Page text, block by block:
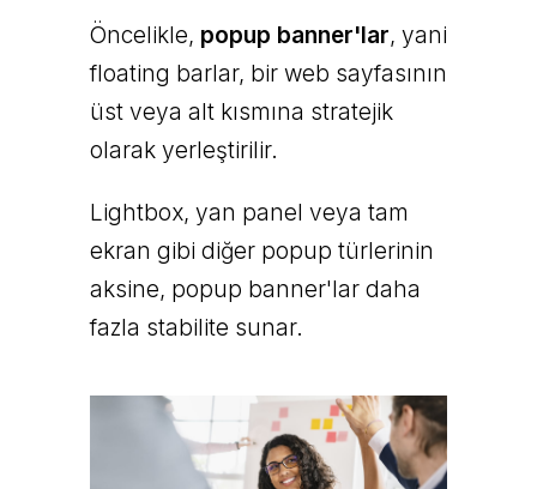
Öncelikle, popup banner'lar, yani
floating barlar, bir web sayfasının
üst veya alt kısmına stratejik
olarak yerleştirilir.
Lightbox, yan panel veya tam
ekran gibi diğer popup türlerinin
aksine, popup banner'lar daha
fazla stabilite sunar.